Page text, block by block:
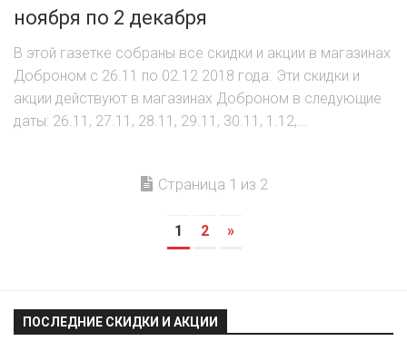
ноября по 2 декабря
В этой газетке собраны все скидки и акции в магазинах
Доброном с 26.11 по 02.12 2018 года. Эти скидки и
акции действуют в магазинах Доброном в следующие
даты: 26.11, 27.11, 28.11, 29.11, 30.11, 1.12,...
Страница 1 из 2
1 2 »
ПОСЛЕДНИЕ СКИДКИ И АКЦИИ